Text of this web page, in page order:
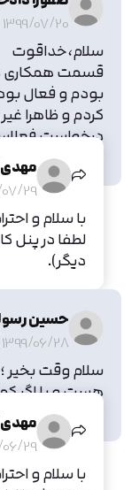
1399/07/20
سلام،خداقوت
قسمت همکاری
بودم و فعال بود
کردم و ظاهرا
میشم،علتمهدی
29
با سلام و
لطفا در پنل
دیگر).
حسین
1399/06/28
مهدی
29
با سلام و